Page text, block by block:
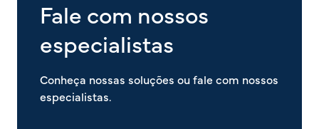
Fale com nossos
especialistas
Conheça nossas soluções ou fale com nossos
especialistas.